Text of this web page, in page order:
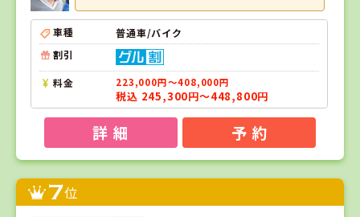
車種
普通車/バイク
割引
料金 223,000円～408,000円
税込 245,300円～448,800円
詳 細 予 約
7位